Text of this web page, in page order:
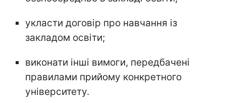
укласти договір про навчання із
закладом освіти;
виконати інші вимоги, передбачені
правилами прийому конкретного
університету.